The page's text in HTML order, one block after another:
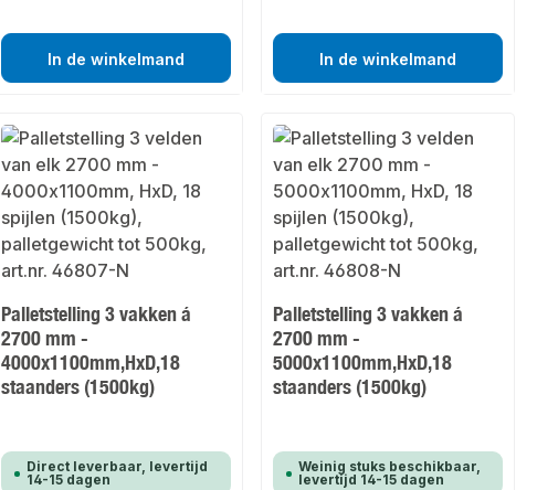
In de winkelmand In de winkelmand
Palletstelling 3 vakken á
2700 mm -
4000x1100mm,HxD,18
staanders (1500kg)
Direct leverbaar, levertijd
14-15 dagen
Palletstelling 3 vakken á
2700 mm -
5000x1100mm,HxD,18
staanders (1500kg)
Weinig stuks beschikbaar,
levertijd 14-15 dagen